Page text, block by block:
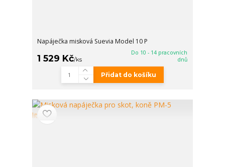
Napáječka misková Suevia Model 10 P
1 529 Kč/ks
Do 10 - 14 pracovních
dnů
Přidat do košíku